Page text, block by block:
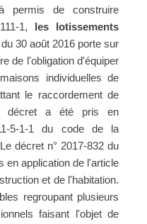
permis de construire
1,
les lotissements
30 août 2016 porte sur
de l'obligation d'équiper
individuelles de
le raccordement de
décret a été pris en
5-1-1 du code de la
décret n° 2017-832 du
en application de l'article
et de l'habitation.
regroupant plusieurs
faisant l'objet de